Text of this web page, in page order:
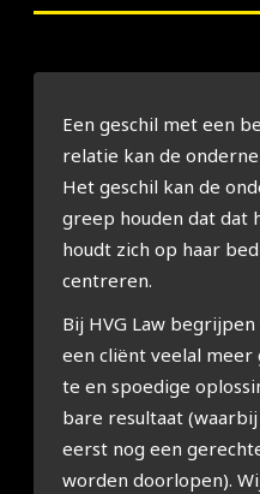
Een geschil met een
rela­tie kan de
Het geschil kan de
greep hou­den dat
houdt zich op haar
cen­tre­ren.
Bij HVG Law
een cli­ënt veel­al
te en spoe­di­ge
ba­re resul­taat
eerst nog een
wor­den door­lo­pen).